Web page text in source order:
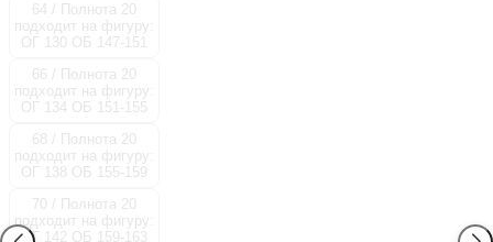
64 / Полнота 20
подходит на фигуру:
ОГ 130 ОБ 147-151
66 / Полнота 20
подходит на фигуру:
ОГ 134 ОБ 151-155
68 / Полнота 20
подходит на фигуру:
ОГ 138 ОБ 155-159
70 / Полнота 20
подходит на фигуру:
ОГ 142 ОБ 159-163